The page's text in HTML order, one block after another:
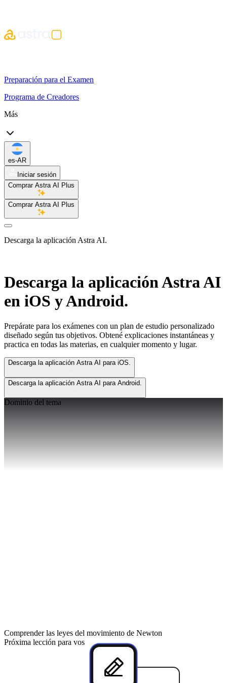
Preparación para el Examen
Programa de Creadores
Más
es-AR
Iniciar sesión
Comprar Astra AI Plus
Comprar Astra AI Plus
Descarga la aplicación Astra AI.
Descarga la aplicaciónAstra AI
en iOS y Android.
Prepárate para los exámenes con un plan de estudio personalizado
diseñado según tus objetivos. Obtené explicaciones instantáneas y
practica en todas las materias, en cualquier momento y lugar.
Descarga la aplicación Astra AI para iOS.
Descarga la aplicación Astra AI para Android.
Dominio del tema
Comprender las leyes del movimiento de Newton
Próxima lección para vos